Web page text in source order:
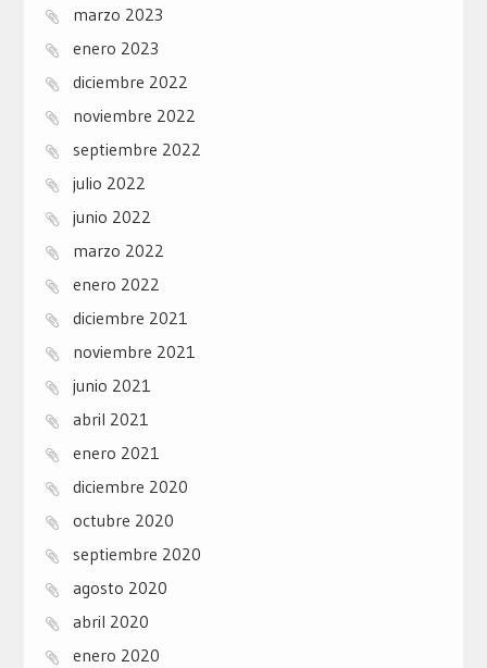
marzo 2023
enero 2023
diciembre 2022
noviembre 2022
septiembre 2022
julio 2022
junio 2022
marzo 2022
enero 2022
diciembre 2021
noviembre 2021
junio 2021
abril 2021
enero 2021
diciembre 2020
octubre 2020
septiembre 2020
agosto 2020
abril 2020
enero 2020